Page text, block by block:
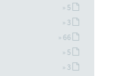
» 5
» 3
» 66
» 5
» 3